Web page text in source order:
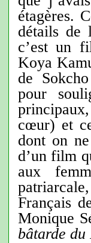
étagères.
détails de
c’est un
Koya
de
pour
cœur) et
dont on
d’un film
aux
Français
Monique
bâtarde du